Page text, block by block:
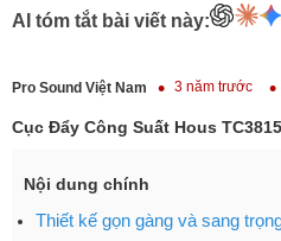
AI tóm tắt bài viết này:
Pro Sound Việt Nam 3 năm trước
Cục Đẩy Công Suất Hous
Nội dung chính
Thiết kế gọn gàng và sang